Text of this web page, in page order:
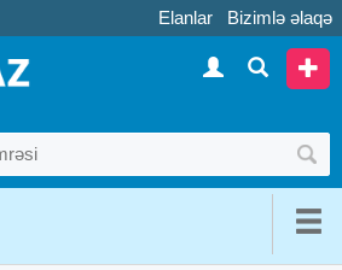
Elanlar Bizimlə əlaqə